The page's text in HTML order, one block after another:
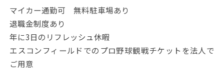
マイカー通勤可 無料駐車場あり
退職金制度あり
年に3日のリフレッシュ休暇
エスコンフィールドでのプロ野球観戦チケットを法人で
ご用意